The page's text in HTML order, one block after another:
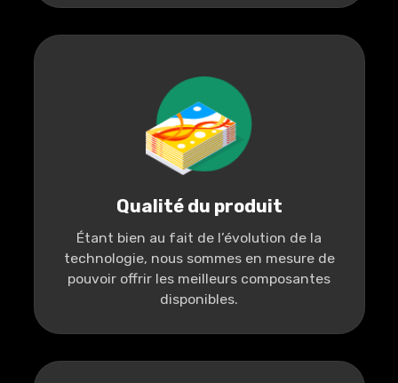
Qualité du produit
Étant bien au fait de l’évolution de la
technologie, nous sommes en mesure de
pouvoir offrir les meilleurs composantes
disponibles.